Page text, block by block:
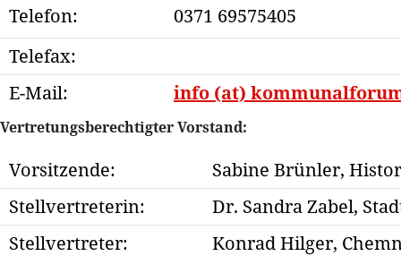
Telefon:
0371 69575405
Telefax:
E-Mail:
info (at)
Internet:
https://
Vertretungsberechtigter Vorstand:
Vorsitzende:
Sabine Brünler,
Stellvertreterin:
Dr. Sandra Zabel,
Stellvertreter:
Konrad Hilger,